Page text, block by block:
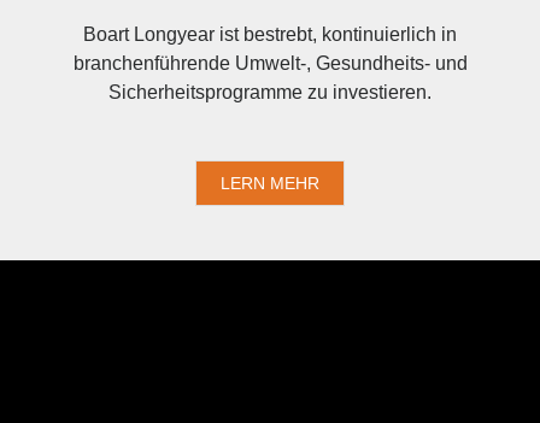
Boart Longyear ist bestrebt, kontinuierlich in
branchenführende Umwelt-, Gesundheits- und
Sicherheitsprogramme zu investieren.
LERN MEHR